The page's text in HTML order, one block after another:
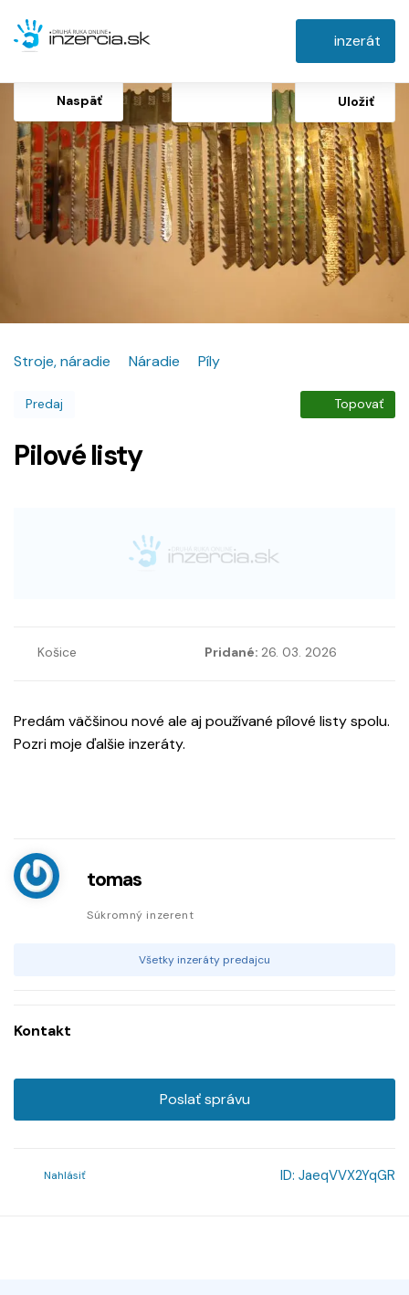
inzerát
Naspäť Uložiť
Stroje, náradie Náradie Píly
Predaj Topovať
Pilové listy
Košice Pridané: 26. 03. 2026
Predám väčšinou nové ale aj používané pílové listy spolu.
Pozri moje ďalšie inzeráty.
tomas
Súkromný inzerent
Všetky inzeráty predajcu
Kontakt
Poslať správu
Nahlásiť ID: JaeqVVX2YqGR